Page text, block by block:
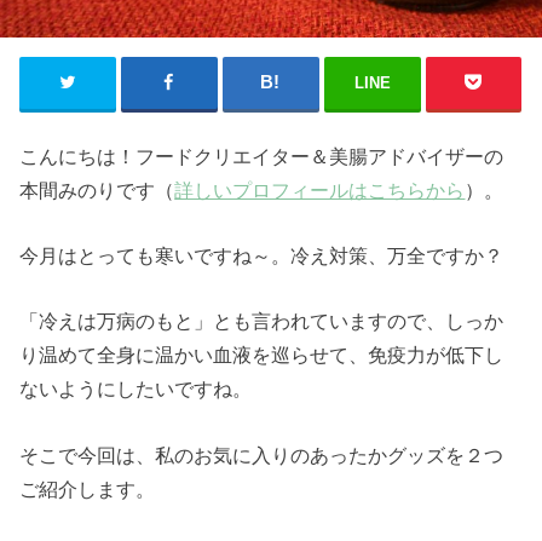
LINE
こんにちは！フードクリエイター＆美腸アドバイザーの
本間みのりです（詳しいプロフィールはこちらから ）。
今月はとっても寒いですね～。冷え対策、万全ですか？
「冷えは万病のもと」とも言われていますので、しっか
り温めて全身に温かい血液を巡らせて、免疫力が低下し
ないようにしたいですね。
そこで今回は、私のお気に入りのあったかグッズを２つ
ご紹介します。